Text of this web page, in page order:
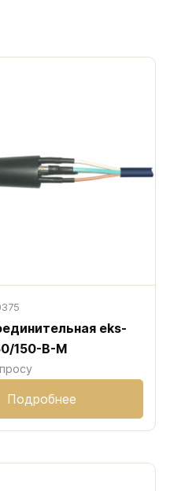
eks-
150-В-М
Подробнее